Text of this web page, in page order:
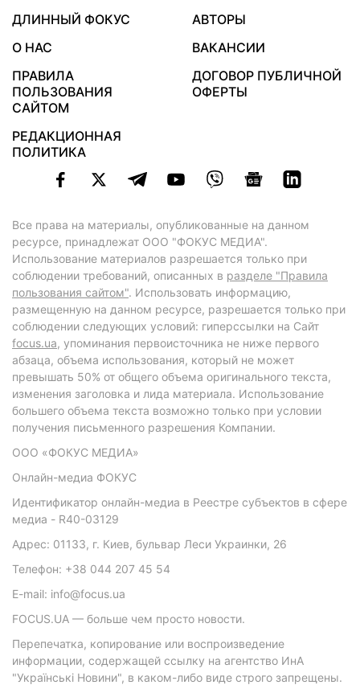
ДЛИННЫЙ ФОКУС
АВТОРЫ
О НАС
ВАКАНСИИ
ПРАВИЛА
ПОЛЬЗОВАНИЯ
САЙТОМ
ДОГОВОР ПУБЛИЧНОЙ
ОФЕРТЫ
РЕДАКЦИОННАЯ
ПОЛИТИКА
Все права на материалы, опубликованные на данном
ресурсе, принадлежат ООО "ФОКУС МЕДИА".
Использование материалов разрешается только при
соблюдении требований, описанных в разделе "Правила
пользования сайтом". Использовать информацию,
размещенную на данном ресурсе, разрешается только при
соблюдении следующих условий: гиперссылки на Сайт
focus.ua, упоминания первоисточника не ниже первого
абзаца, объема использования, который не может
превышать 50% от общего объема оригинального текста,
изменения заголовка и лида материала. Использование
большего объема текста возможно только при условии
получения письменного разрешения Компании.
ООО «ФОКУС МЕДИА»
Онлайн-медиа ФОКУС
Идентификатор онлайн-медиа в Реестре субъектов в сфере
медиа - R40-03129
Адрес: 01133, г. Киев, бульвар Леси Украинки, 26
Телефон: +38 044 207 45 54
E-mail: info@focus.ua
FOCUS.UA — больше чем просто новости.
Перепечатка, копирование или воспроизведение
информации, содержащей ссылку на агентство ИнА
"Українські Новини", в каком-либо виде строго запрещены.